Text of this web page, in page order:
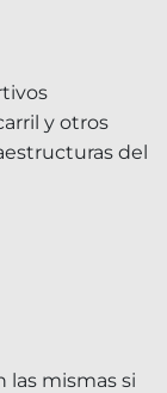
y otros
del
las mismas si